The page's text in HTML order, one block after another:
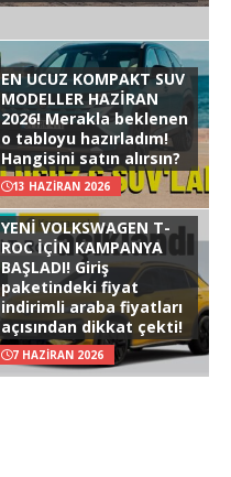
EN UCUZ KOMPAKT SUV
MODELLER HAZİRAN
2026! Merakla beklenen
o tabloyu hazırladım!
Hangisini satın alırsın?
13 HAZIRAN 2026
YENİ VOLKSWAGEN T-
ROC İÇİN KAMPANYA
BAŞLADI! Giriş
paketindeki fiyat
indirimli araba fiyatları
açısından dikkat çekti!
7 HAZIRAN 2026